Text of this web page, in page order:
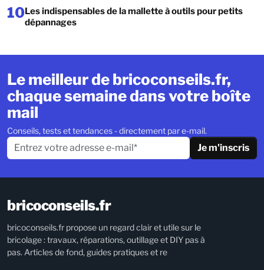
10Les indispensables de la mallette à outils pour petits
dépannages
Le meilleur de bricoconseils.fr,
chaque semaine dans votre boîte
mail
Conseils, tests et tendances - directement par e-mail.
Je m'inscris
bricoconseils.fr
bricoconseils.fr propose un regard clair et utile sur le
bricolage : travaux, réparations, outillage et DIY pas à
pas. Articles de fond, guides pratiques et re